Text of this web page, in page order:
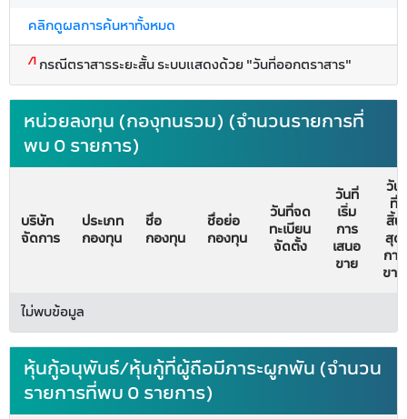
คลิกดูผลการค้นหาทั้งหมด
/1 กรณีตราสารระยะสั้น ระบบแสดงด้วย "วันที่ออกตราสาร"
หน่วยลงทุน (กองุทนรวม) (จำนวนรายการที่
พบ 0 รายการ)
บริษัท
จัดการ
ประเภท
กองทุน
ชื่อ
กองทุน
ชื่อย่อ
กองทุน
วันที่จด
ทะเบียน
จัดตั้ง
วันที่
เริ่ม
การ
เสนอ
ขาย
วัน
ที่
สิ้น
สุด
การ
ขาย
ไม่พบข้อมูล
หุ้นกู้อนุพันธ์/หุ้นกู้ที่ผู้ถือมีภาระผูกพัน (จำนวน
รายการที่พบ 0 รายการ)